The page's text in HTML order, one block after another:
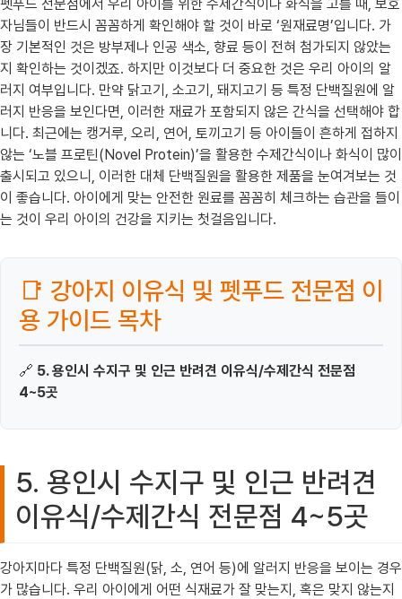
펫푸드 전문점에서 우리 아이를 위한 수제간식이나 화식을 고를 때, 보호
자님들이 반드시 꼼꼼하게 확인해야 할 것이 바로 ‘원재료명’입니다. 가
장 기본적인 것은 방부제나 인공 색소, 향료 등이 전혀 첨가되지 않았는
지 확인하는 것이겠죠. 하지만 이것보다 더 중요한 것은 우리 아이의 알
러지 여부입니다. 만약 닭고기, 소고기, 돼지고기 등 특정 단백질원에 알
러지 반응을 보인다면, 이러한 재료가 포함되지 않은 간식을 선택해야 합
니다. 최근에는 캥거루, 오리, 연어, 토끼고기 등 아이들이 흔하게 접하지
않는 ‘노블 프로틴(Novel Protein)’을 활용한 수제간식이나 화식이 많이
출시되고 있으니, 이러한 대체 단백질원을 활용한 제품을 눈여겨보는 것
이 좋습니다. 아이에게 맞는 안전한 원료를 꼼꼼히 체크하는 습관을 들이
는 것이 우리 아이의 건강을 지키는 첫걸음입니다.
📑 강아지 이유식 및 펫푸드 전문점 이
용 가이드 목차
🔗 5. 용인시 수지구 및 인근 반려견 이유식/수제간식 전문점
4~5곳
5. 용인시 수지구 및 인근 반려견
이유식/수제간식 전문점 4~5곳
강아지마다 특정 단백질원(닭, 소, 연어 등)에 알러지 반응을 보이는 경우
가 많습니다. 우리 아이에게 어떤 식재료가 잘 맞는지, 혹은 맞지 않는지